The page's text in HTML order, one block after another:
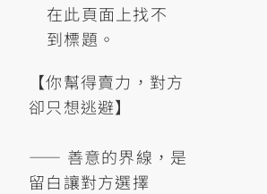
在此頁面上找不
到標題。
【你幫得賣力，對方
卻只想逃避】
—— 善意的界線，是
留白讓對方選擇